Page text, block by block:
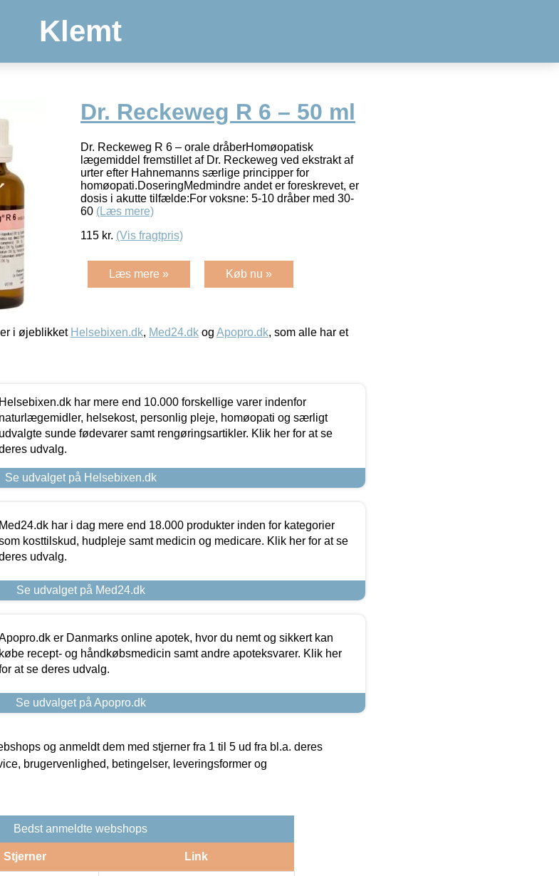
Klemt
Dr. Reckeweg R 6 – 50 ml
Dr. Reckeweg R 6 – orale dråberHomøopatisk
lægemiddel fremstillet af Dr. Reckeweg ved ekstrakt af
urter efter Hahnemanns særlige principper for
homøopati.DoseringMedmindre andet er foreskrevet, er
dosis i akutte tilfælde:For voksne: 5-10 dråber med 30-
60 (Læs mere)
115 kr. (Vis fragtpris)
Læs mere » Køb nu »
i øjeblikket Helsebixen.dk, Med24.dk og Apopro.dk, som alle har et
Helsebixen.dk har mere end 10.000 forskellige varer indenfor
naturlægemidler, helsekost, personlig pleje, homøopati og særligt
udvalgte sunde fødevarer samt rengøringsartikler. Klik her for at se
udvalg.
Se udvalget på Helsebixen.dk
Med24.dk har i dag mere end 18.000 produkter inden for kategorier
kosttilskud, hudpleje samt medicin og medicare. Klik her for at se
udvalg.
Se udvalget på Med24.dk
er Danmarks online apotek, hvor du nemt og sikkert kan
købe recept- og håndkøbsmedicin samt andre apoteksvarer. Klik her
at se deres udvalg.
Se udvalget på Apopro.dk
og anmeldt dem med stjerner fra 1 til 5 ud fra bl.a. deres
brugervenlighed, betingelser, leveringsformer og
Bedst anmeldte webshops
Stjerner Link